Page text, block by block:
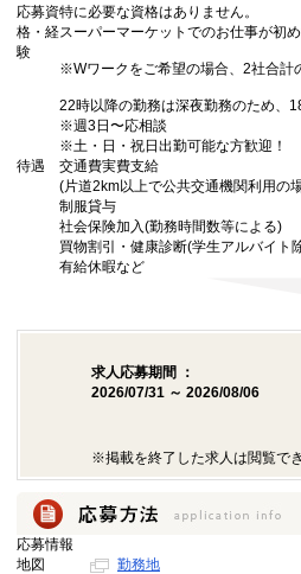
応募資
格・経
験
特に必要な資格はありません。
スーパーマーケットでのお仕事が初
※Wワークをご希望の場合、2社合計
22時以降の勤務は深夜勤務のため、
※週3日〜応相談
※土・日・祝日出勤可能な方歓迎！
待遇
交通費実費支給
(片道2km以上で公共交通機関利用の
制服貸与
社会保険加入(勤務時間数等による)
買物割引・健康診断(学生アルバイト
有給休暇など
求人応募期間 ：
2026/07/31 ～ 2026/08/06
※掲載を終了した求人は閲覧で
応募情報
地図
勤務地